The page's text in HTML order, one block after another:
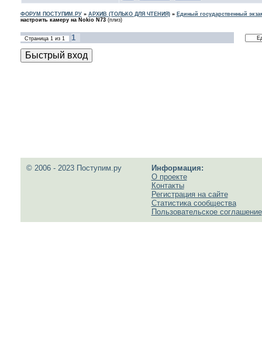
ФОРУМ ПОСТУПИМ.РУ» АРХИВ (ТОЛЬКО ДЛЯ ЧТЕНИЯ)» Единый государственный
настроить камеру на Nokio N73 (плиз)
Страница 1из 1 1
© 2006 - 2023 Поступим.ру
Информация:
О проекте
Контакты
Регистрация на сайте
Статистика сообщества
Пользовательское соглашение